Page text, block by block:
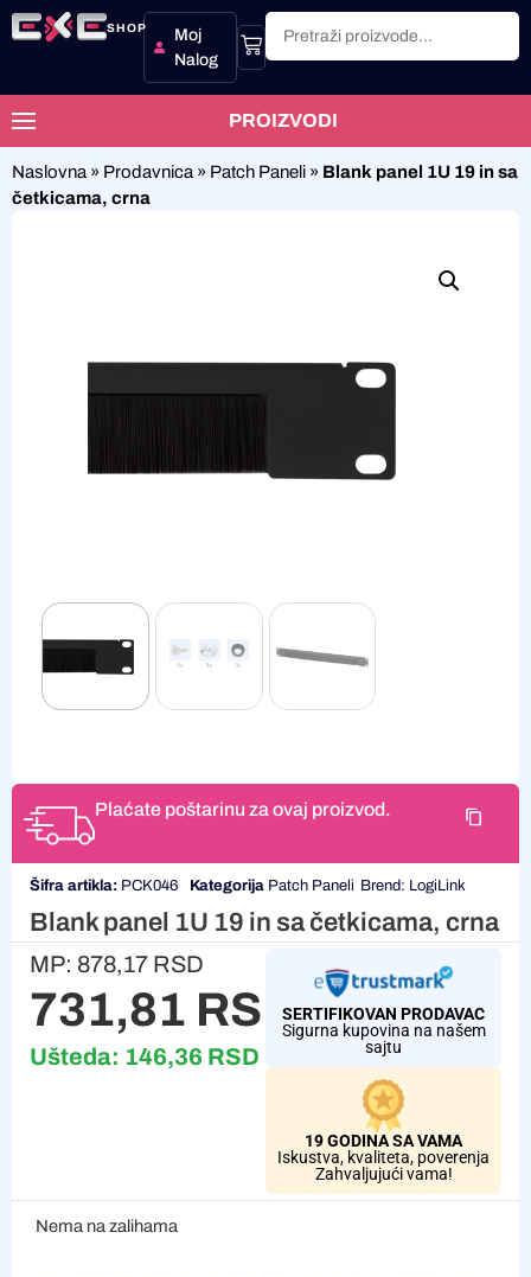
SHOP
Moj
Nalog
PROIZVODI
Naslovna » Prodavnica » Patch Paneli » Blank panel 1U 19 in sa
četkicama, crna
Plaćate poštarinu za ovaj proizvod.
Šifra artikla: PCK046 Kategorija Patch Paneli Brend: LogiLink
Blank panel 1U 19 in sa četkicama, crna
MP: 878,17 RSD
731,81 RSD
Ušteda: 146,36 RSD
SERTIFIKOVAN PRODAVAC
Sigurna kupovina na našem
sajtu
19 GODINA SA VAMA
Iskustva, kvaliteta, poverenja
Zahvaljujući vama!
Nema na zalihama